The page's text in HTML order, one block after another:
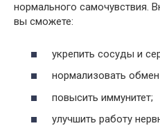
нормального самочувствия.
вы сможете:
укрепить сосуды и
нормализовать
повысить иммунитет;
улучшить работу